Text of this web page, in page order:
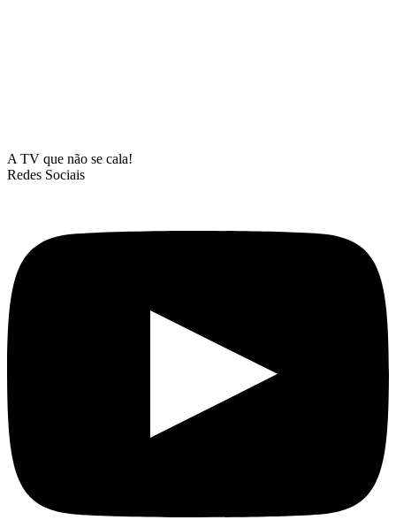
A TV que não se cala!
Redes Sociais